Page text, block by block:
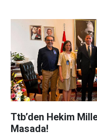
Ttb’den Hekim
Masada!